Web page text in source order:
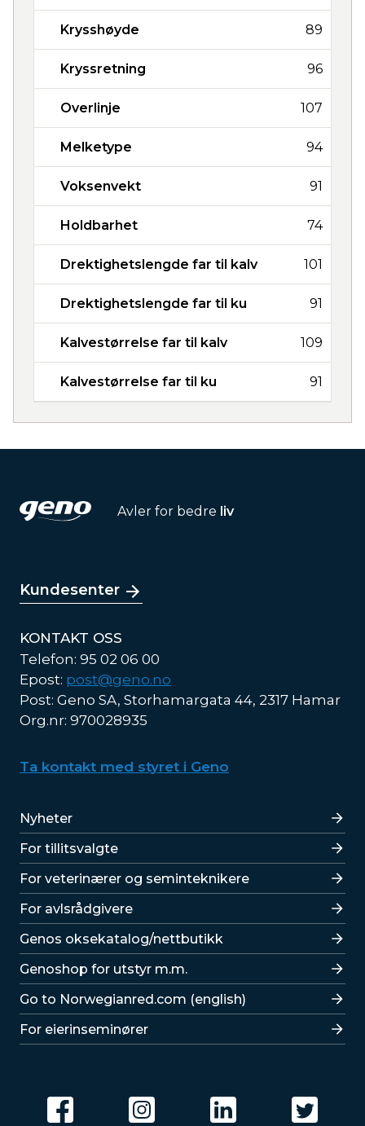
Krysshøyde 89
Kryssretning 96
Overlinje 107
Melketype 94
Voksenvekt 91
Holdbarhet 74
Drektighetslengde far til kalv 101
Drektighetslengde far til ku 91
Kalvestørrelse far til kalv 109
Kalvestørrelse far til ku 91
Avler for bedre liv
Kundesenter
KONTAKT OSS
Telefon: 95 02 06 00
Epost: post@geno.no
Post: Geno SA, Storhamargata 44, 2317 Hamar
Org.nr: 970028935
Ta kontakt med styret i Geno
Lenker
Nyheter
For tillitsvalgte
For veterinærer og seminteknikere
For avlsrådgivere
Lenker
Genos oksekatalog/nettbutikk
Genoshop for utstyr m.m.
Go to Norwegianred.com (english)
For eierinseminører